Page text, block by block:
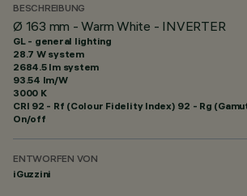
BESCHREIBUNG
Ø 163 mm - Warm White - INVERTER
GL - general lighting
28.7 W system
2684.5 lm system
93.54 lm/W
3000 K
CRI 92 - Rf (Colour Fidelity Index) 92 - Rg
On/off
ENTWORFEN VON
iGuzzini